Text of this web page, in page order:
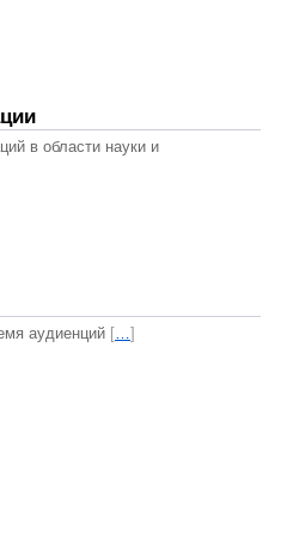
в области науки и
аудиенций […]